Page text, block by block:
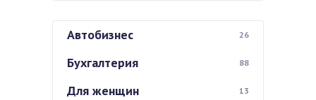
Автобизнес 26
Бухгалтерия 88
Для женщин 13